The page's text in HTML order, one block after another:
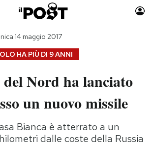
Auto
Moda
Consumismi
Storie/Idee
Ok Boomer!
HA PIÙ DI 9 ANNI
14 maggio 2017
Nord ha lanciato
un nuovo missile
Bianca è atterrato a un
dalle coste della Russia